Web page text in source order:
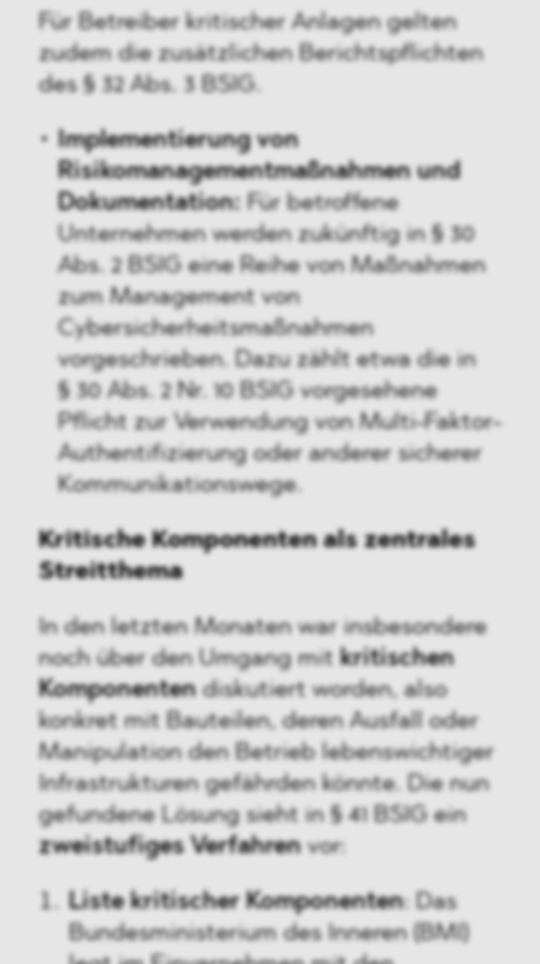
Für Betreiber kritischer Anlagen gelten
zudem die zusätzlichen Berichtspflichten
des § 32 Abs. 3 BSIG.
Implementierung von
Risikomanagementmaßnahmen und
Dokumentation: Für betroffene
Unternehmen werden zukünftig in § 30
Abs. 2 BSIG eine Reihe von Maßnahmen
zum Management von
Cybersicherheitsmaßnahmen
vorgeschrieben. Dazu zählt etwa die in
§ 30 Abs. 2 Nr. 10 BSIG vorgesehene
Pflicht zur Verwendung von Multi-Faktor-
Authentifizierung oder anderer sicherer
Kommunikationswege.
Kritische Komponenten als zentrales
Streitthema
In den letzten Monaten war insbesondere
noch über den Umgang mit kritischen
Komponentendiskutiert worden, also
konkret mit Bauteilen, deren Ausfall oder
Manipulation den Betrieb lebenswichtiger
Infrastrukturen gefährden könnte. Die nun
gefundene Lösung sieht in § 41 BSIG ein
zweistufiges Verfahrenvor:
Liste kritischer Komponenten: Das
Bundesministerium des Inneren (BMI)